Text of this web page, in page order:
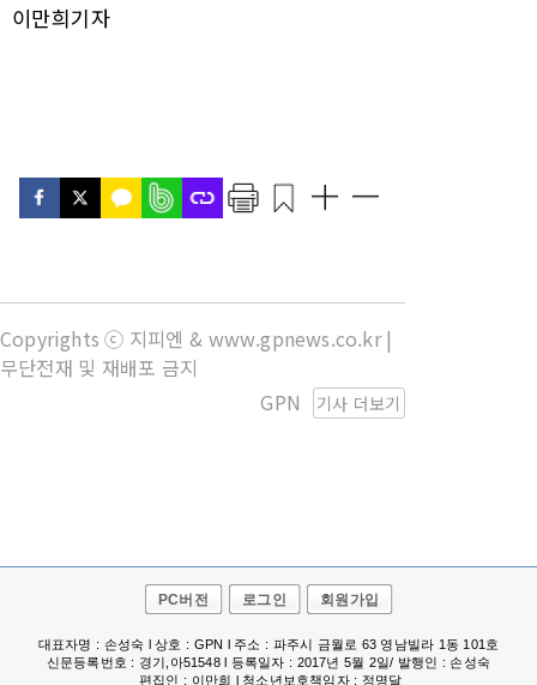
이만희기자
Copyrights ⓒ 지피엔 & www.gpnews.co.kr |
무단전재 및 재배포 금지
기사 더보기
GPN
PC버전 로그인 회원가입
대표자명 : 손성숙 l 상호 : GPN l 주소 : 파주시 금월로 63 영남빌라 1동 101호
신문등록번호 : 경기,아51548 l 등록일자 : 2017년 5월 2일/ 발행인 : 손성숙
편집인 : 이만희 l 청소년보호책임자 : 정명달